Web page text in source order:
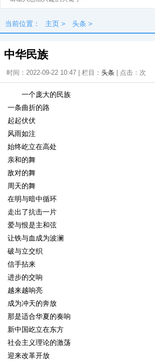
当前位置： 主页 > 头条 >
中华民族
时间：2022-09-22 10:47 | 栏目： 头条 | 点击： 次
一个庞大的民族
一条曲折的路
起起伏伏
风雨如注
始终屹立在高处
亲和的舞
敌对的舞
周天的舞
在明与暗中循环
走出了抗击一片
爱与恨是主和弦
让铁与血成为波澜
破与立交织
信手拈来
进步的交响
越来越响亮
成为冲天的奔放
那是适合华夏的奏响
新中国屹立在东方
社会主义理论的激荡
迎来改革开放